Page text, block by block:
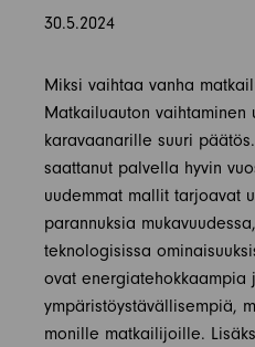
30.5.2024
Miksi vaihtaa vanha
Matkailuauton
karavaanarille suuri
saattanut palvella hyvin
uudemmat mallit tarjoavat
parannuksia
teknologisissa
ovat energiatehokkaampia
ympäristöystävällisempiä,
monille matkailijoille.